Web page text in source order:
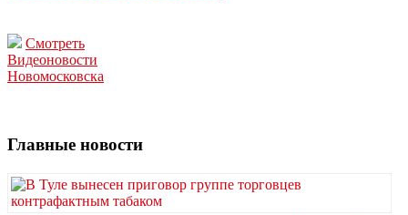
Смотреть
Видеоновости
Новомосковска
Главные новости